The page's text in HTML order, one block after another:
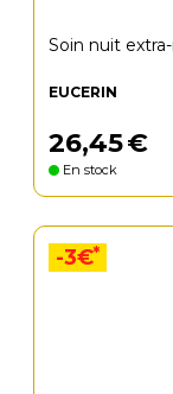
Soin nuit
EUCERIN
26,45€
En stock
-3€*